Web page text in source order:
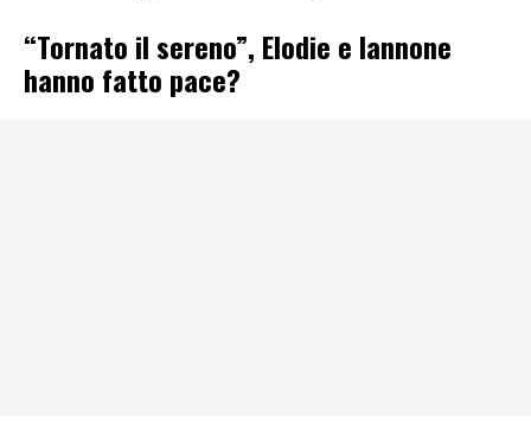
“Tornato il sereno”, Elodie e Iannone
hanno fatto pace?